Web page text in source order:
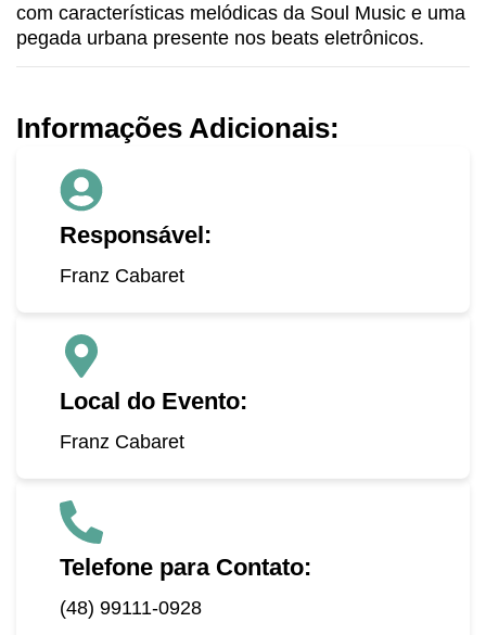
com características melódicas da Soul Music e uma
pegada urbana presente nos beats eletrônicos.
Informações Adicionais:
Responsável:
Franz Cabaret
Local do Evento:
Franz Cabaret
Telefone para Contato:
(48) 99111-0928